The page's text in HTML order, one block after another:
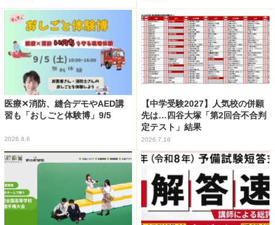
医療✕消防、縫合デモやAED講
習も「おしごと体験博」9/5
2026.8.6
【中学受験2027】人気校の併願
先は…四谷大塚「第2回合不合判
定テスト」結果
2026.7.16